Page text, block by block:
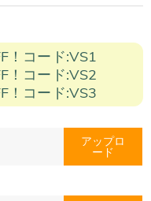
！コード:VS1
！コード:VS2
！コード:VS3
アップロ
ード